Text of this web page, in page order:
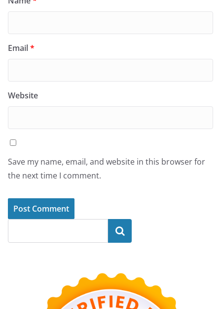
Email*
Website
Save my name, email, and website in this browser for
the next time I comment.
Search